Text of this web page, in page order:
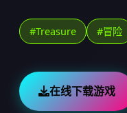
#Treasure #冒险
在线下载游戏